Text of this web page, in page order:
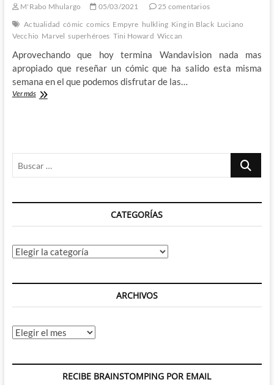
M'Rabo Mhulargo 05/03/2021
25 comentarios
Actualidad cómic comics Empyre hulkling King in Black Luciano
Vecchio Marvel superhéroes Tini Howard Wiccan
Aprovechando que hoy termina Wandavision nada mas
apropiado que reseñar un cómic que ha salido esta misma
semana en el que podemos disfrutar de las…
Ver másKing
Luciano
Tini
se
al
Rey
una
Luna
ajetreada
Buscar
CATEGORÍAS
Categorías
ARCHIVOS
Archivos
RECIBE BRAINSTOMPING POR EMAIL